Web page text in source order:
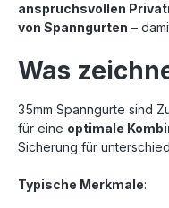
anspruchsvollen
von Spanngurten –
Was
35mm Spanngurte sind
für eine optimale
Sicherung für
Typische Merkmale: